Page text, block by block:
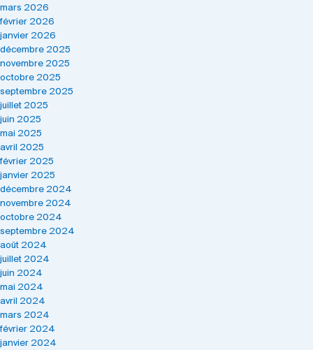
mars 2026
février 2026
janvier 2026
décembre 2025
novembre 2025
octobre 2025
septembre 2025
juillet 2025
juin 2025
mai 2025
avril 2025
février 2025
janvier 2025
décembre 2024
novembre 2024
octobre 2024
septembre 2024
août 2024
juillet 2024
juin 2024
mai 2024
avril 2024
mars 2024
février 2024
janvier 2024